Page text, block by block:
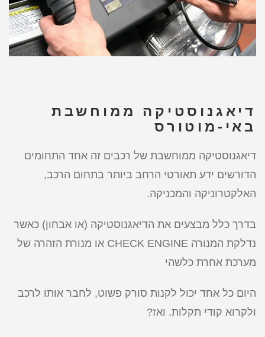
דיאגנוסטיקה ממוחשבת
באי-מוטורס
דיאגנוסטיקה ממוחשבת של רכבים זה אחד התחומים
הדורשים ידע תאורטי הרחב ביותר בתחום הרכב,
האלקטרוניקה והמכניקה.
בדרך כלל מבצעים את הדיאגנוסטיקה (או אבחון) כאשר
נדלקת המנורה CHECK ENGINE או מנורת הזהרה של
מערכת אחרת כלשהי
היום כל אחד יכול לקנות סורק פשוט, לחבר אותו לרכב
ולקרוא קודי תקלות. ואז?